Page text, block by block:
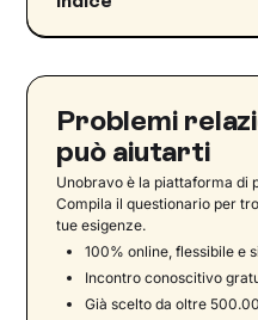
La fine di una storia
Superare la fine di
per andare avanti
Fine di una
Come accettare la
Strategie per
riprendersi da
Problemi
può aiutarti
Unobravo è la piattaforma di
Compila il questionario per
tue esigenze.
100% online, flessibile e
Incontro conoscitivo
Già scelto da oltre